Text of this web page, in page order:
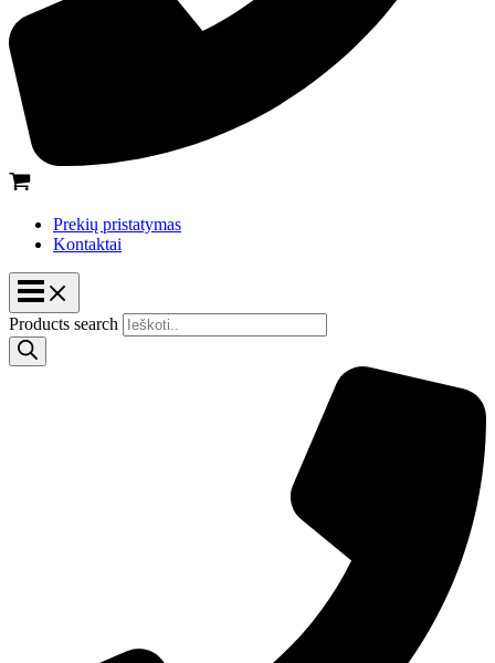
Prekių pristatymas
Kontaktai
Products search